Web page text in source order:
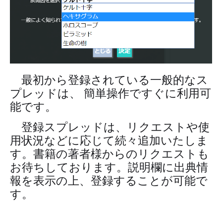
最初から登録されている一般的なス
プレッドは、 簡単操作ですぐに利用可
能です。
登録スプレッドは、リクエストや使
用状況などに応じて続々追加いたしま
す。書籍の著者様からのリクエストも
お待ちしております。説明欄に出典情
報を表示の上、登録することが可能で
す。